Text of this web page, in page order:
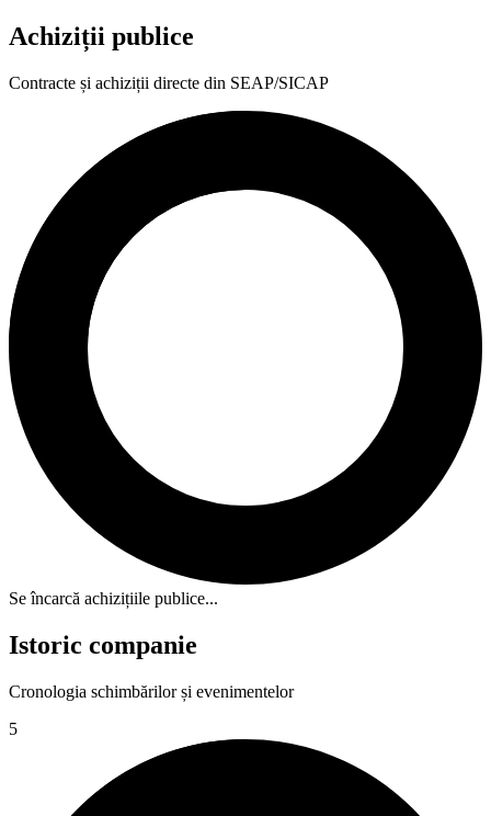
Achiziții publice
Contracte și achiziții directe din SEAP/SICAP
Se încarcă achizițiile publice...
Istoric companie
Cronologia schimbărilor și evenimentelor
5